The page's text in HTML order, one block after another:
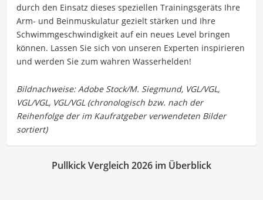
durch den Einsatz dieses speziellen Trainingsgeräts Ihre
Arm- und Beinmuskulatur gezielt stärken und Ihre
Schwimmgeschwindigkeit auf ein neues Level bringen
können. Lassen Sie sich von unseren Experten inspirieren
und werden Sie zum wahren Wasserhelden!
Pullkick Vergleich 2026 im Überblick